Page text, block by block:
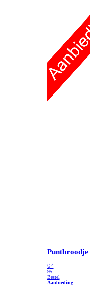
Puntbroodje
€ 4
95
Bestel
Aanbieding